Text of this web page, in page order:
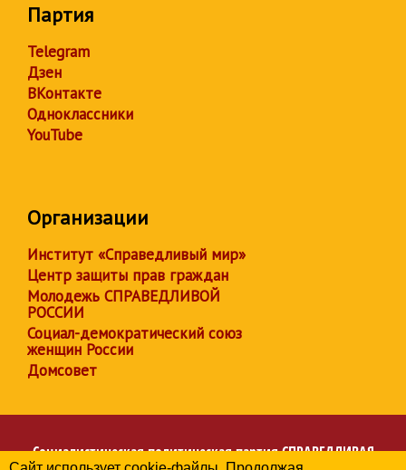
Партия
Telegram
Дзен
ВКонтакте
Одноклассники
YouTube
Организации
Институт «Справедливый мир»
Центр защиты прав граждан
Молодежь СПРАВЕДЛИВОЙ
РОССИИ
Социал-демократический союз
женщин России
Домсовет
Социалистическая политическая партияСПРАВЕДЛИВАЯ